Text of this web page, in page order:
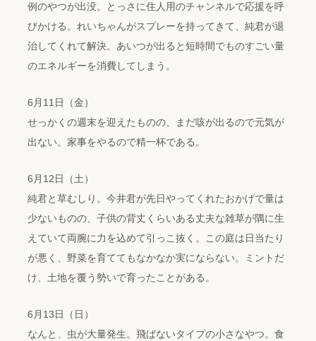
例のやつが出没。とっさに住人用のチャンネルで応援を呼
びかける。れいちゃんがスプレーを持ってきて、純君が退
治してくれて解決。あいつが出ると短時間でものすごい量
のエネルギーを消費してしまう。
6月11日（金）
せっかくの週末を迎えたものの、まだ咳が出るので元気が
出ない。家事をやるので精一杯である。
6月12日（土）
純君と草むしり。今井君が先日やってくれたおかげで量は
少ないものの、子供の背丈くらいある丈夫な雑草が隅に生
えていて両腕に力を込めて引っこ抜く。この庭は日当たり
が悪く、野菜を育ててもなかなか実にならない。ミントだ
け、土地を覆う勢いで育ったことがある。
6月13日（日）
なんと、虫が大量発生。飛ばないタイプの小さなやつ。食